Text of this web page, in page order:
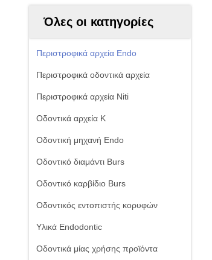
Όλες οι κατηγορίες
Περιστροφικά αρχεία Endo
Περιστροφικά οδοντικά αρχεία
Περιστροφικά αρχεία Niti
Οδοντικά αρχεία Κ
Οδοντική μηχανή Endo
Οδοντικό διαμάντι Burs
Οδοντικό καρβίδιο Burs
Οδοντικός εντοπιστής κορυφών
Υλικά Endodontic
Οδοντικά μίας χρήσης προϊόντα